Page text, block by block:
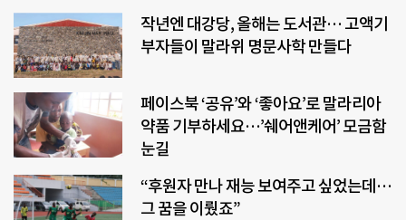
작년엔 대강당, 올해는 도서관… 고액기
부자들이 말라위 명문사학 만들다
페이스북 ‘공유’와 ‘좋아요’로 말라리아
약품 기부하세요…’쉐어앤케어’ 모금함
눈길
“후원자 만나 재능 보여주고 싶었는데…
그 꿈을 이뤘죠”